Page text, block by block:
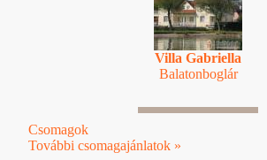
Villa Gabriella
Balatonboglár
Csomagok
További csomagajánlatok »